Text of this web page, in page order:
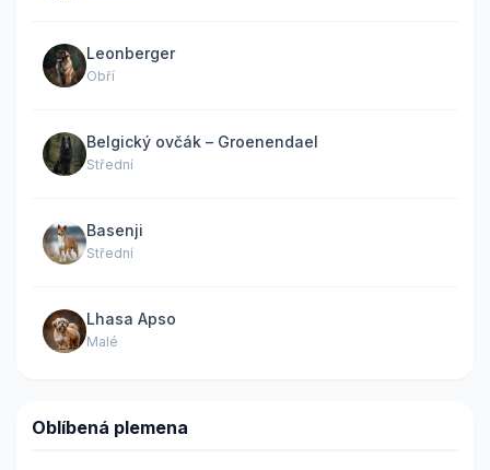
Leonberger
Obří
Belgický ovčák – Groenendael
Střední
Basenji
Střední
Lhasa Apso
Malé
Oblíbená plemena